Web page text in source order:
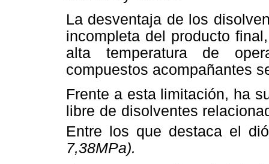
La desventaja de los
incompleta del producto
alta temperatura de
compuestos acompañantes
Frente a esta limitación, ha
libre de disolventes
Entre los que destaca el
7,38MPa).